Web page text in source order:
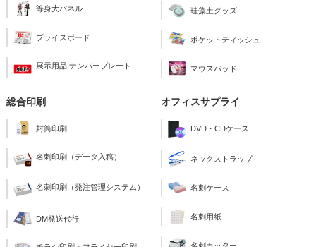
等身大パネル
プライスボード
展示用品 ナンバープレート
珪藻土グッズ
ポケットティッシュ
マウスパッド
総合印刷
封筒印刷
名刺印刷（データ入稿）
名刺印刷（発注管理システム）
DM発送代行
オフィスサプライ
DVD・CDケース
ネックストラップ
名刺ケース
名刺用紙